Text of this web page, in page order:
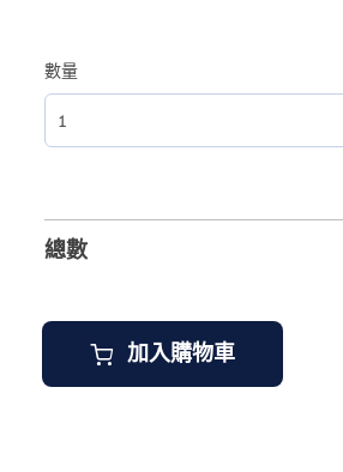
數量
總數
加入購物車